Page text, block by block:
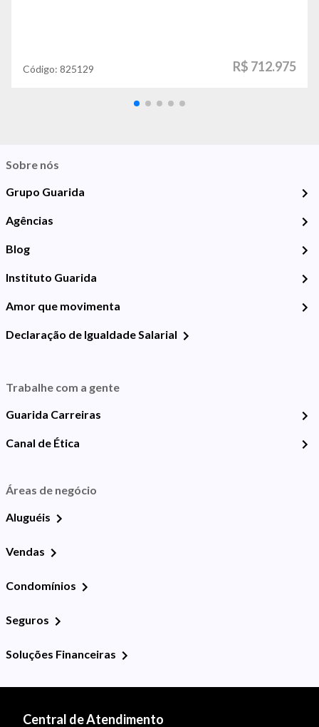
Código: 825129 R$ 712.975
Sobre nós
Grupo Guarida
Agências
Blog
Instituto Guarida
Amor que movimenta
Declaração de Igualdade Salarial
Trabalhe com a gente
Guarida Carreiras
Canal de Ética
Áreas de negócio
Aluguéis
Vendas
Condomínios
Seguros
Soluções Financeiras
Central de Atendimento